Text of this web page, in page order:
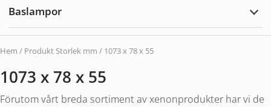
Baslampor
Hem / Produkt Storlek mm / 1073 x 78 x 55
1073 x 78 x 55
Förutom vårt breda sortiment av xenonprodukter har vi de